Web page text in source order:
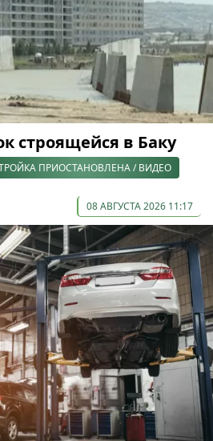
строящейся в Баку
ПРИОСТАНОВЛЕНА / ВИДЕО
08 АВГУСТА 2026 11:17